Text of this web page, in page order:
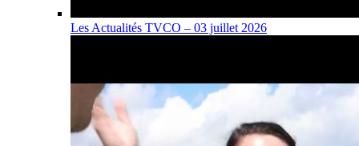
Les Actualités TVCO – 03 juillet 2026